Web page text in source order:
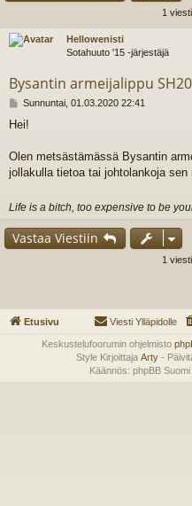
ee
1
Hellowenisti
Sotahuuto '15 -järjestäjä
Bysantin armeijalippu
V
e
t
i
Sunnuntai, 01.03.2020 22:41
Hei!
Olen metsästämässä Bysantin
jollakulla tietoa tai johtolankoja
Life is a bitch, too expensive to be
Vastaa Viestiin
1
Etusivu Viesti Ylläpidolle
Keskustelufoorumin ohjelmisto
Style Kirjoittaja Arty-
Käännös: phpBB